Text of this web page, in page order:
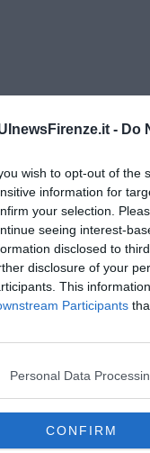
- Do
wish to opt-out of the
information for
your selection.
seeing interest-
disclosed to
disclosure of your
This
Participants
Personal Data
CONFIRM
una siciliana